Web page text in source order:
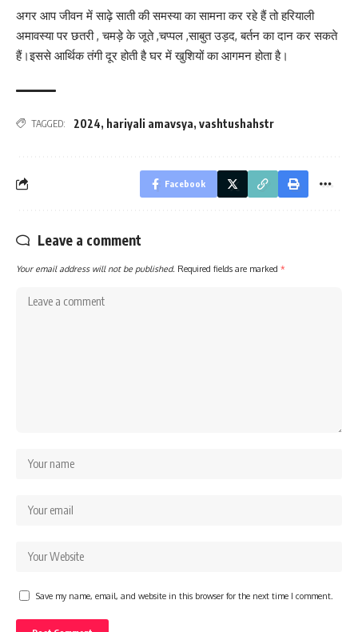
अगर आप जीवन में साढ़े साती की समस्या का सामना कर रहे हैं तो हरियाली
अमावस्या पर छतरी , चमड़े के जूते ,चप्पल ,साबुत उड़द, बर्तन का दान कर सकते
हैं।इससे आर्थिक तंगी दूर होती है घर में खुशियों का आगमन होता है।
TAGGED: 2024, hariyali amavsya, vashtushahstr
Facebook
Leave a comment
Your email address will not be published. Required fields are marked *
Save my name, email, and website in this browser for the next time I comment.